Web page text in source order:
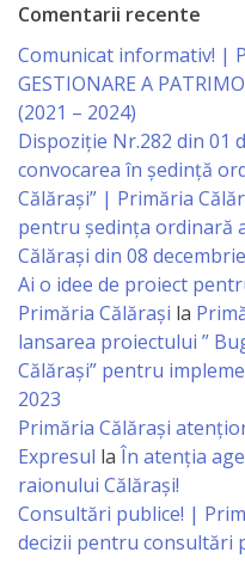
Rapoarte
de
activitate
Planuri
Proiecte
investiționale
Transparență
Buget
Funcții
vacante
Comentarii recente
Comunicat informativ! |
GESTIONARE A
(2021 – 2024)
Dispoziție Nr.282 din 01
convocarea în ședință
Călărași” | Primăria
pentru ședința ordinară
Călărași din 08
Ai o idee de proiect
Primăria Călărași la
lansarea proiectului ”
Călărași” pentru
2023
Primăria Călăraşi
Expresul la În atenția
raionului Călărași!
Consultări publice! |
decizii pentru consultări